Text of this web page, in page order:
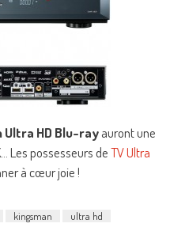
Ultra HD Blu-rayauront une
Les possesseurs deTV Ultra
à cœur joie !
kingsman ultra hd